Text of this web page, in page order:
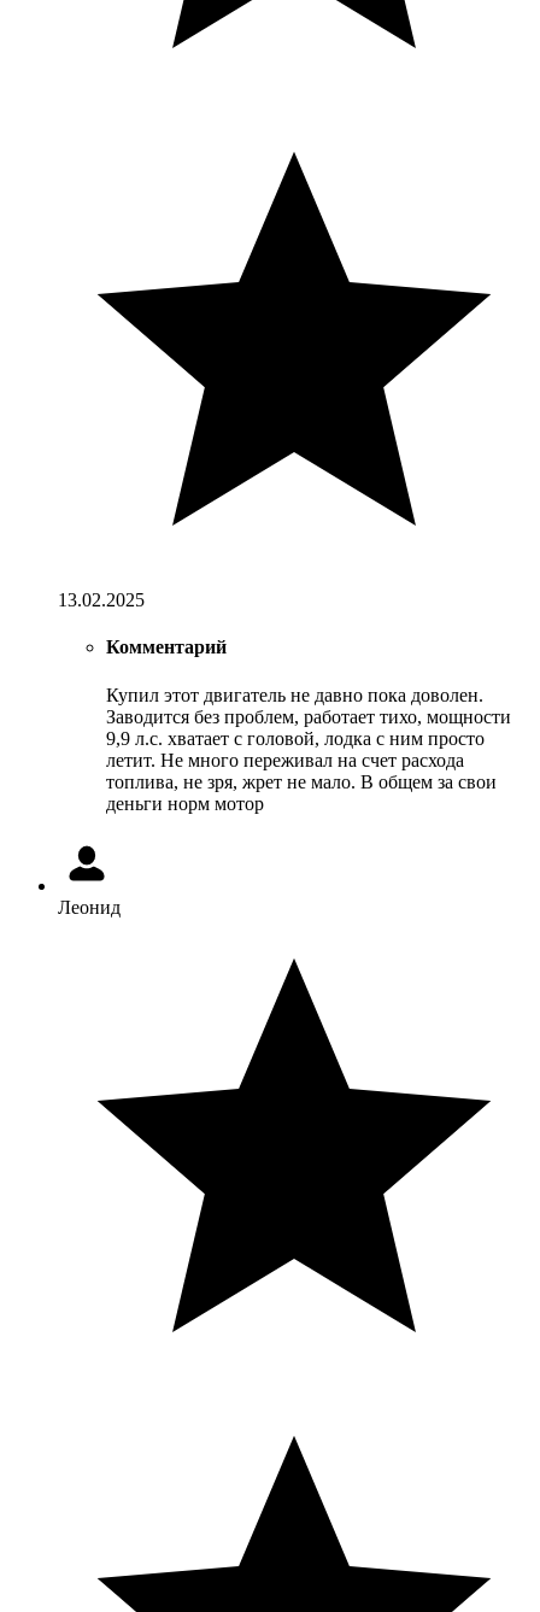
13.02.2025
Комментарий
Купил этот двигатель не давно пока доволен.
Заводится без проблем, работает тихо, мощности
9,9 л.с. хватает с головой, лодка с ним просто
летит. Не много переживал на счет расхода
топлива, не зря, жрет не мало. В общем за свои
деньги норм мотор
Леонид